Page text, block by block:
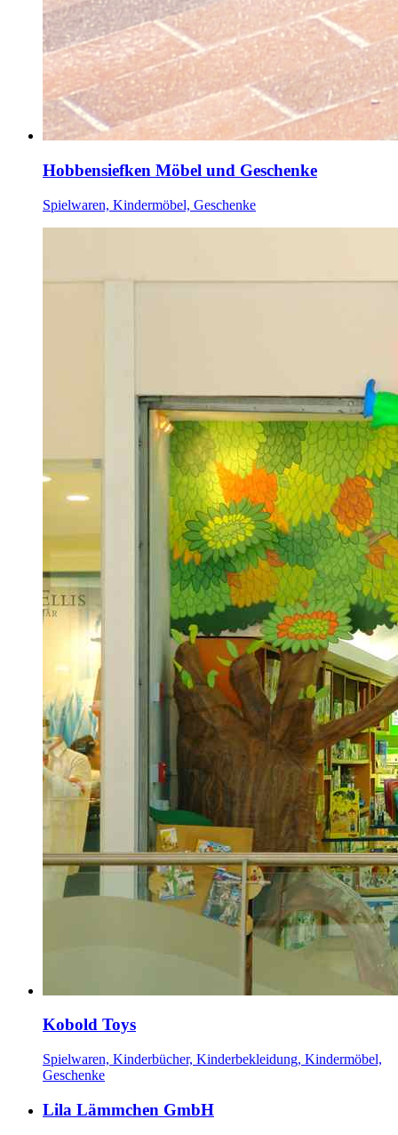
Hobbensiefken Möbel und Geschenke
Spielwaren, Kindermöbel, Geschenke
Kobold Toys
Spielwaren, Kinderbücher, Kinderbekleidung, Kindermöbel,
Geschenke
Lila Lämmchen GmbH